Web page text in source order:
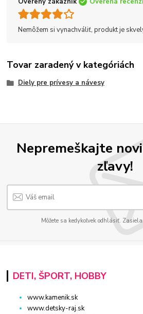
Nemôžem si vynachváliť, produkt je
Tovar zaradený v kategóriách
Diely pre prívesy a návesy
Nepremeškajte
zľavy!
Môžete sa kedykoľvek odhlásiť.
DETI, ŠPORT, HOBBY
www.kamenik.sk
www.detsky-raj.sk